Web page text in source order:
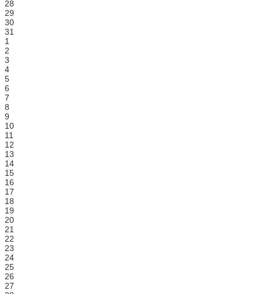
28
29
30
31
1
2
3
4
5
6
7
8
9
10
11
12
13
14
15
16
17
18
19
20
21
22
23
24
25
26
27